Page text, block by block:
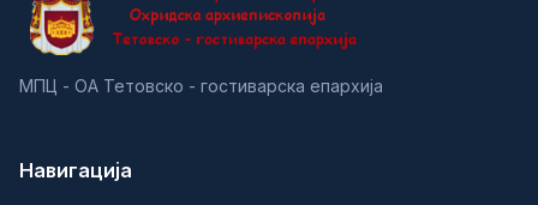
МПЦ - ОА Тетовско - гостиварска епархија
Навигација